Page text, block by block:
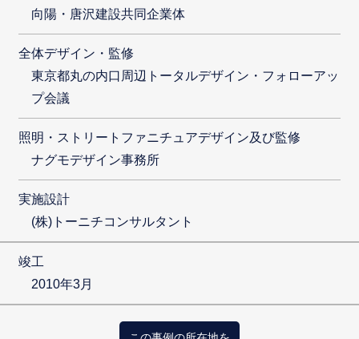
向陽・唐沢建設共同企業体
全体デザイン・監修
東京都丸の内口周辺トータルデザイン・フォローアッ
プ会議
照明・ストリートファニチュアデザイン及び監修
ナグモデザイン事務所
実施設計
(株)トーニチコンサルタント
竣工
2010年3月